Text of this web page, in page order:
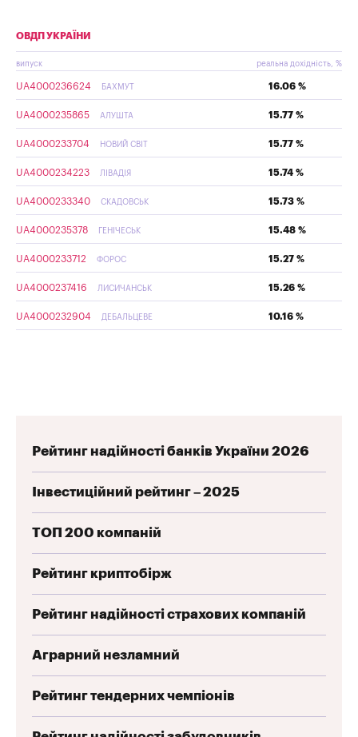
ОВДП УКРАЇНИ
випуск реальна дохідність, %
UA4000236624 БАХМУТ 16.06 %
UA4000235865 АЛУШТА 15.77 %
UA4000233704 НОВИЙ СВІТ 15.77 %
UA4000234223 ЛІВАДІЯ 15.74 %
UA4000233340 СКАДОВСЬК 15.73 %
UA4000235378 ГЕНІЧЕСЬК 15.48 %
UA4000233712 ФОРОС 15.27 %
UA4000237416 ЛИСИЧАНСЬК 15.26 %
UA4000232904 ДЕБАЛЬЦЕВЕ 10.16 %
Рейтинг надійності банків України 2026
Інвестиційний рейтинг – 2025
ТОП 200 компаній
Рейтинг криптобірж
Рейтинг надійності страхових компаній
Аграрний незламний
Рейтинг тендерних чемпіонів